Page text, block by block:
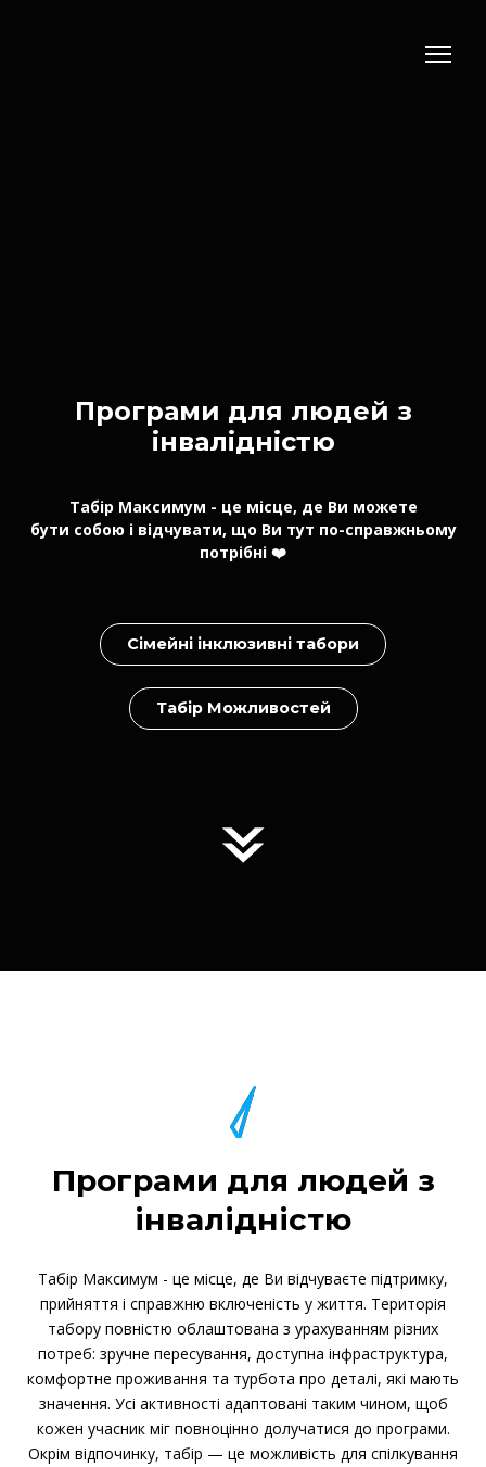
Програми для людей з
інвалідністю
Табір Максимум - це місце, де Ви можете
бути собою і відчувати, що Ви тут по-справжньому
потрібні ❤️
Сімейні інклюзивні табори
Табір Можливостей
Програми для людей з
інвалідністю
Табір Максимум - це місце, де Ви відчуваєте підтримку,
прийняття і справжню включеність у життя. Територія
табору повністю облаштована з урахуванням різних
потреб: зручне пересування, доступна інфраструктура,
комфортне проживання та турбота про деталі, які мають
значення. Усі активності адаптовані таким чином, щоб
кожен учасник міг повноцінно долучатися до програми.
Окрім відпочинку, табір — це можливість для спілкування